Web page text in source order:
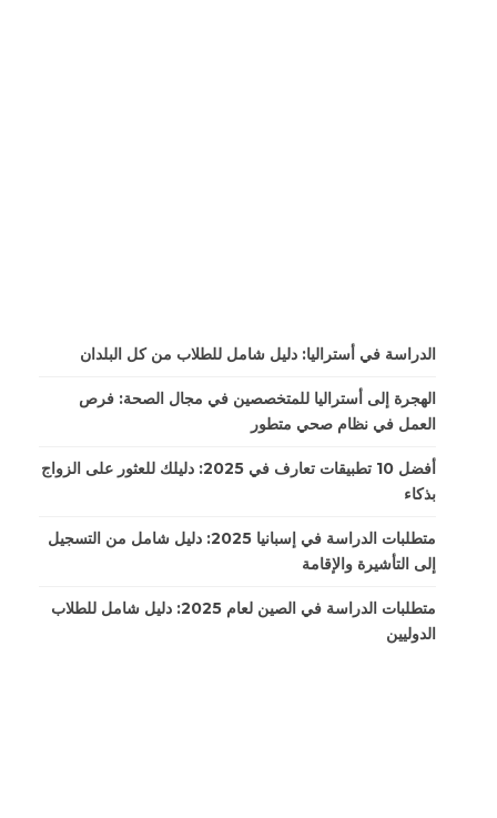
الدراسة في أستراليا: دليل شامل للطلاب من كل البلدان
الهجرة إلى أستراليا للمتخصصين في مجال الصحة: فرص
العمل في نظام صحي متطور
أفضل 10 تطبيقات تعارف في 2025: دليلك للعثور على الزواج
بذكاء
متطلبات الدراسة في إسبانيا 2025: دليل شامل من التسجيل
إلى التأشيرة والإقامة
متطلبات الدراسة في الصين لعام 2025: دليل شامل للطلاب
الدوليين